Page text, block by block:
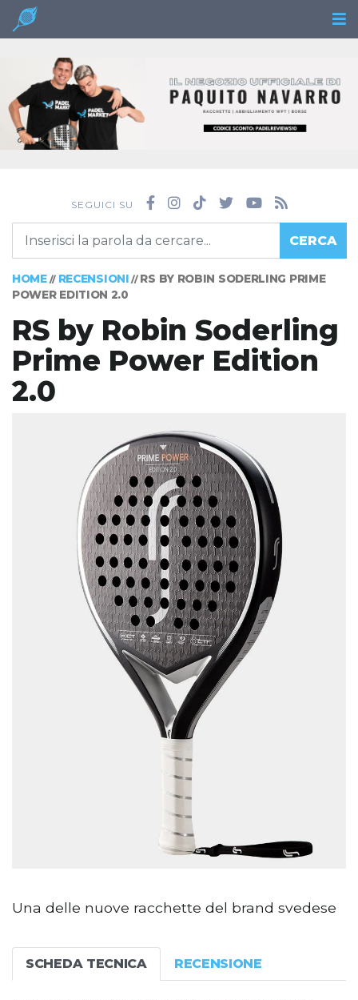
SEGUICI SU
CERCA
HOME// RECENSIONI // RS BY ROBIN SODERLING PRIME
POWER EDITION 2.0
RS by Robin Soderling
Prime Power Edition
2.0
Una delle nuove racchette del brand svedese
SCHEDA TECNICA RECENSIONE